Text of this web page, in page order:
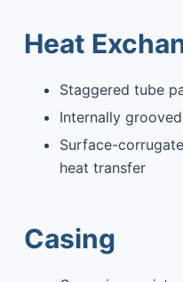
Heat
Staggered tube
Internally
Surface-
heat transfer
Casing